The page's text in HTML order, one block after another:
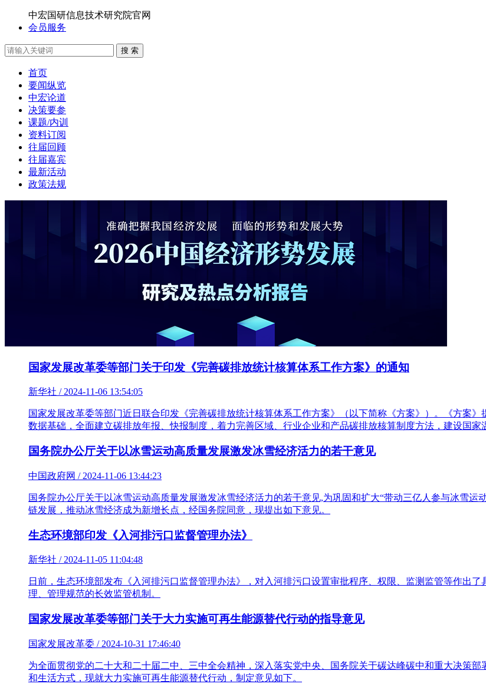
中宏国研信息技术研究院官网
会员服务
搜 索
首页
要闻纵览
中宏论道
决策要参
课题/内训
资料订阅
往届回顾
往届嘉宾
最新活动
政策法规
国家发展改革委等部门关于印发《完善碳排放统计核算体系工作方案》的通知
新华社 / 2024-11-06 13:54:05
国家发展改革委等部门近日联合印发《完善碳排放统计核算体系工作方案》（以下简称《方案》）。《方案
数据基础，全面建立碳排放年报、快报制度，着力完善区域、行业企业和产品碳排放核算制度方法，建设国家
国务院办公厅关于以冰雪运动高质量发展激发冰雪经济活力的若干意见
中国政府网 / 2024-11-06 13:44:23
国务院办公厅关于以冰雪运动高质量发展激发冰雪经济活力的若干意见,为巩固和扩大“带动三亿人参与冰雪
链发展，推动冰雪经济成为新增长点，经国务院同意，现提出如下意见。
生态环境部印发《入河排污口监督管理办法》
新华社 / 2024-11-05 11:04:48
日前，生态环境部发布《入河排污口监督管理办法》，对入河排污口设置审批程序、权限、监测监管等作出
理、管理规范的长效监管机制。
国家发展改革委等部门关于大力实施可再生能源替代行动的指导意见
国家发展改革委 / 2024-10-31 17:46:40
为全面贯彻党的二十大和二十届二中、三中全会精神，深入落实党中央、国务院关于碳达峰碳中和重大决策
和生活方式，现就大力实施可再生能源替代行动，制定意见如下。